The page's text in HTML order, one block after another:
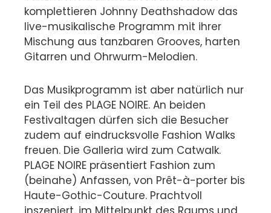
komplettieren Johnny Deathshadow das
live-musikalische Programm mit ihrer
Mischung aus tanzbaren Grooves, harten
Gitarren und Ohrwurm-Melodien.
Das Musikprogramm ist aber natürlich nur
ein Teil des PLAGE NOIRE. An beiden
Festivaltagen dürfen sich die Besucher
zudem auf eindrucksvolle Fashion Walks
freuen. Die Galleria wird zum Catwalk.
PLAGE NOIRE präsentiert Fashion zum
(beinahe) Anfassen, von Prêt-à-porter bis
Haute-Gothic-Couture. Prachtvoll